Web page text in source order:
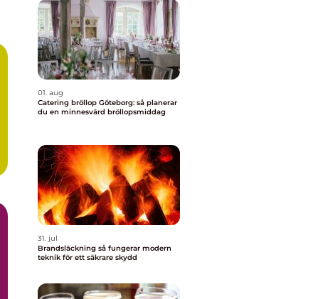
01. aug
Catering bröllop Göteborg: så planerar
du en minnesvärd bröllopsmiddag
31. jul
Brandsläckning så fungerar modern
teknik för ett säkrare skydd